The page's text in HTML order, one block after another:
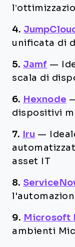
4.
unificata di
5. Jamf —
scala di
6. Hexnode
dispositivi
7. Iru —
asset IT
8.
9. Microsoft
ambienti